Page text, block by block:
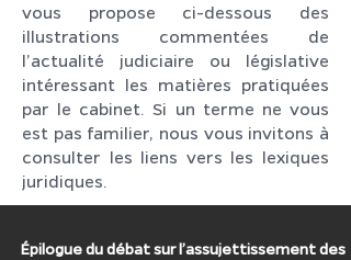
vous propose ci-dessous des
illustrations commentées de
l’actualité judiciaire ou législative
intéressant les matières pratiquées
par le cabinet. Si un terme ne vous
est pas familier, nous vous invitons à
consulter les liens vers les lexiques
juridiques.
Épilogue du débat sur l’assujettissement des